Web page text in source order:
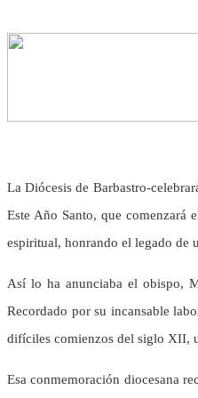
La Diócesis de Barbastro-
Este Año Santo, que
espiritual, honrando el legado de
Así lo ha anunciaba el obispo,
Recordado por su incansable
difíciles comienzos del siglo XII,
Esa conmemoración diocesana